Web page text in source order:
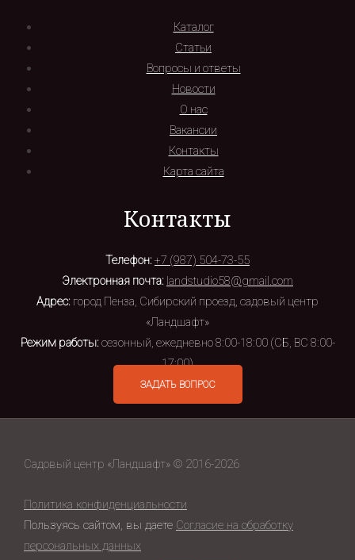
Каталог
Статьи
Вопросы и ответы
Новости
О нас
Вакансии
Контакты
Карта сайта
Контакты
Телефон:+7 (987) 504-73-55
Электронная почта: landstudio58@gmail.com
Адрес: город Пенза, Сибирский проезд, садовый центр
«Ландшафт»
Режим работы:сезонный, ежедневно 8:00-18:00 (СБ, ВС 8:00-
17:00)
ЗАДАТЬ ВОПРОС
Садовый центр «Ландшафт» © 2016-2026
Политика конфиденциальности
Пользуясь сайтом, вы даете Согласие на обработку
персональных данных